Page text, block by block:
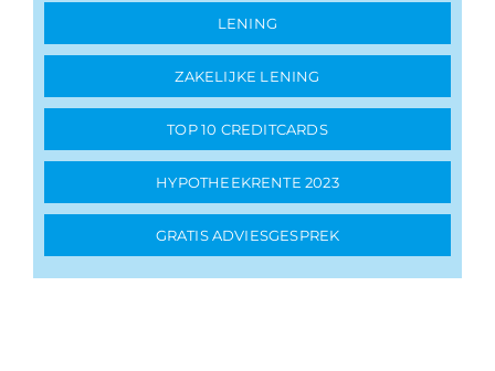
LENING
ZAKELIJKE LENING
TOP 10 CREDITCARDS
HYPOTHEEKRENTE 2023
GRATIS ADVIESGESPREK